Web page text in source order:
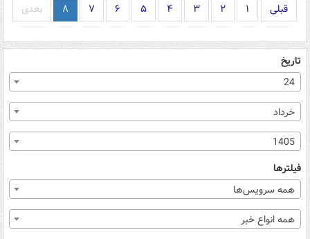
قبلی ۱ ۲ ۳ ۴ ۵ ۶ ۷ ۸ بعدی
تاریخ
24
خرداد
1405
فیلترها
همه سرویس‌ها
همه انواع خبر